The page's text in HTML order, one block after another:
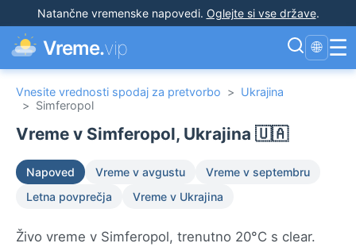
Natančne vremenske napovedi. Oglejte si vse države.
Vreme.vip 🌐 ☰
Vnesite vrednosti spodaj za pretvorbo > Ukrajina
> Simferopol
Vreme v Simferopol, Ukrajina 🇺🇦
Napoved Vreme v avgustu
Vreme v septembru
Letna povprečja
Vreme v Ukrajina
Živo vreme v Simferopol, trenutno 20°C s clear.